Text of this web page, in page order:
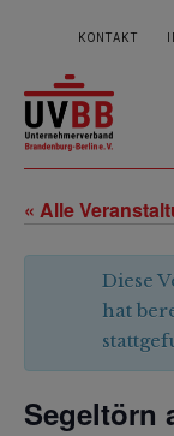
KONTAKT
« Alle
Diese
hat
Segeltörn